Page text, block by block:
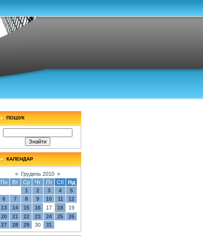
ПОШУК
КАЛЕНДАР
« Грудень 2010 »
Пн
Вт Ср Чт Пт Сб
Нд
1
2 3 4
5
6
7 8 9 10 11
12
13
14 15 16 17 18
19
20
21 22 23 24 25
26
27
28 29 30 31